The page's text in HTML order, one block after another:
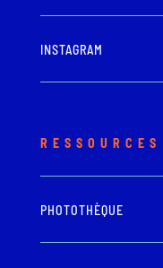
INSTAGRAM
RESSOURCES
PHOTOTHÈQUE